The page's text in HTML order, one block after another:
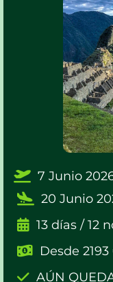
7 Junio
20 Junio
13 días / 12
Desde
AÚN